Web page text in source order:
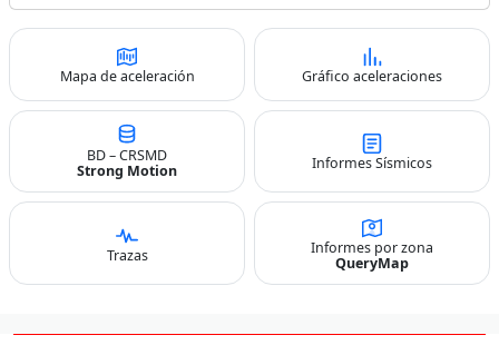
Mapa de aceleración Gráfico aceleraciones
BD – CRSMD
Strong Motion
Informes Sísmicos
Trazas
Informes por zona
QueryMap